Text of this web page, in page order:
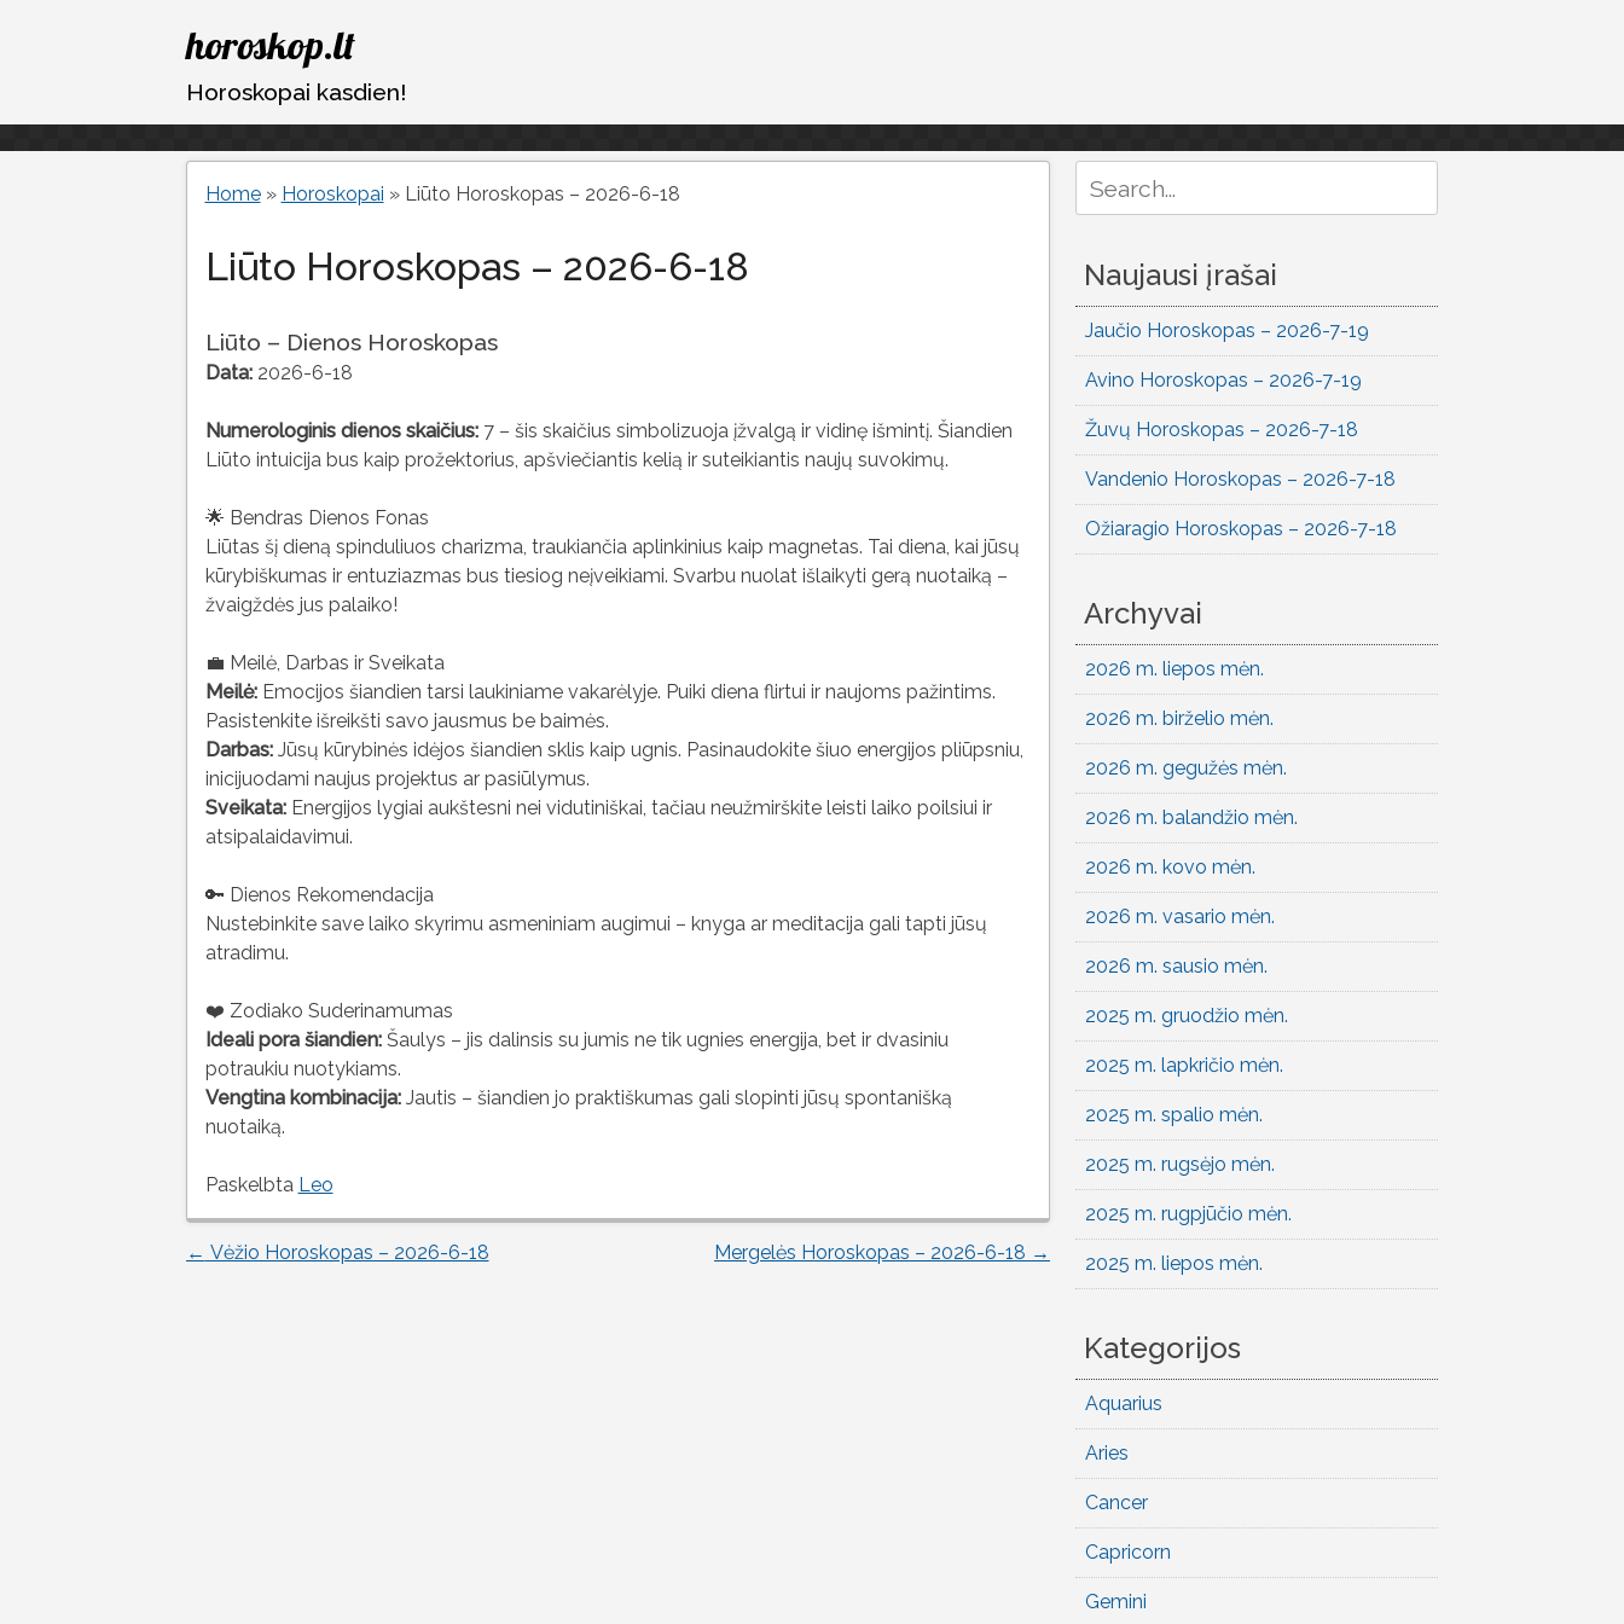
Eiti
prie
turinio
horoskop.lt
Horoskopai kasdien!
Home» Horoskopai » Liūto Horoskopas – 2026-6-18
Liūto Horoskopas – 2026-6-18
Liūto – Dienos Horoskopas
Data:2026-6-18
Numerologinis dienos skaičius:7 – šis skaičius simbolizuoja įžvalgą ir vidinę išmintį. Šiandien
Liūto intuicija bus kaip prožektorius, apšviečiantis kelią ir suteikiantis naujų suvokimų.
🌟 Bendras Dienos Fonas
Liūtas šį dieną spinduliuos charizma, traukiančia aplinkinius kaip magnetas. Tai diena, kai jūsų
kūrybiškumas ir entuziazmas bus tiesiog neįveikiami. Svarbu nuolat išlaikyti gerą nuotaiką –
žvaigždės jus palaiko!
💼 Meilė, Darbas ir Sveikata
Meilė:Emocijos šiandien tarsi laukiniame vakarėlyje. Puiki diena flirtui ir naujoms pažintims.
Pasistenkite išreikšti savo jausmus be baimės.
Darbas:Jūsų kūrybinės idėjos šiandien sklis kaip ugnis. Pasinaudokite šiuo energijos pliūpsniu,
inicijuodami naujus projektus ar pasiūlymus.
Sveikata:Energijos lygiai aukštesni nei vidutiniškai, tačiau neužmirškite leisti laiko poilsiui ir
atsipalaidavimui.
🔑 Dienos Rekomendacija
Nustebinkite save laiko skyrimu asmeniniam augimui – knyga ar meditacija gali tapti jūsų
atradimu.
❤️ Zodiako Suderinamumas
Ideali pora šiandien:Šaulys – jis dalinsis su jumis ne tik ugnies energija, bet ir dvasiniu
potraukiu nuotykiams.
Vengtina kombinacija:Jautis – šiandien jo praktiškumas gali slopinti jūsų spontanišką
nuotaiką.
Paskelbta Leo
Įrašo
← Vėžio Horoskopas – 2026-6-18 Mergelės Horoskopas – 2026-6-18 →
for:
Naujausi įrašai
Jaučio Horoskopas – 2026-7-19
Avino Horoskopas – 2026-7-19
Žuvų Horoskopas – 2026-7-18
Vandenio Horoskopas – 2026-7-18
Ožiaragio Horoskopas – 2026-7-18
Archyvai
2026 m. liepos mėn.
2026 m. birželio mėn.
2026 m. gegužės mėn.
2026 m. balandžio mėn.
2026 m. kovo mėn.
2026 m. vasario mėn.
2026 m. sausio mėn.
2025 m. gruodžio mėn.
2025 m. lapkričio mėn.
2025 m. spalio mėn.
2025 m. rugsėjo mėn.
2025 m. rugpjūčio mėn.
2025 m. liepos mėn.
Kategorijos
Aquarius
Aries
Cancer
Capricorn
Gemini